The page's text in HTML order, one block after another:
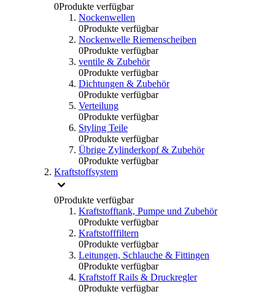
0Produkte verfügbar
Nockenwellen
0Produkte verfügbar
Nockenwelle Riemenscheiben
0Produkte verfügbar
ventile & Zubehör
0Produkte verfügbar
Dichtungen & Zubehör
0Produkte verfügbar
Verteilung
0Produkte verfügbar
Styling Teile
0Produkte verfügbar
Übrige Zylinderkopf & Zubehör
0Produkte verfügbar
Kraftstoffsystem
0Produkte verfügbar
Kraftstofftank, Pumpe und Zubehör
0Produkte verfügbar
Kraftstofffiltern
0Produkte verfügbar
Leitungen, Schlauche & Fittingen
0Produkte verfügbar
Kraftstoff Rails & Druckregler
0Produkte verfügbar